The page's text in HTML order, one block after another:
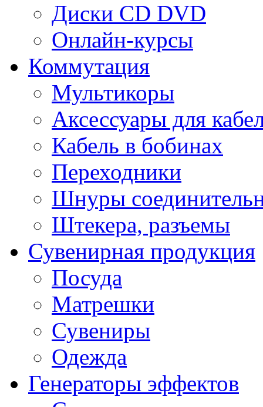
Диски CD DVD
Онлайн-курсы
Коммутация
Мультикоры
Аксессуары для
Кабель в бобинах
Переходники
Шнуры
Штекера, разъемы
Сувенирная продукция
Посуда
Матрешки
Сувениры
Одежда
Генераторы эффектов